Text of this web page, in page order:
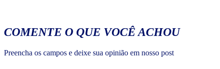
COMENTE O QUE VOCÊ ACHOU
Preencha os campos e deixe sua opinião em nosso post